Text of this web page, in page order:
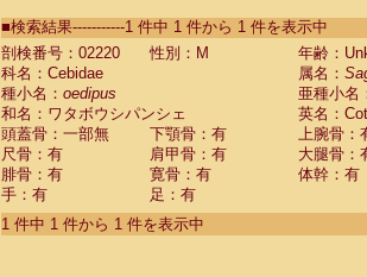
CebidaeSaguinus labiatus(0)
Cebidae Saguinus leucopus (0)
Cebidae
Cebidae
CebidaeSaguinus nigricollis (0)
Cebidae Saguinus oedipus
Cebidae Saguinus weddelli
Cebidae Saguinusspp.
Cebidae Aotus trivirgatus
Cebidae Cebus albifrons
■検索結果-----------1 件中 1 件から 1 件を表示中
剖検番号：02220
性別：M
年齢：
科名：Cebidae
属名：
種小名： oedipus
亜種小名
和名：ワタボウシパンシェ
英名：
頭蓋骨：一部無
下顎骨：有
上腕骨：
尺骨：有
肩甲骨：有
大腿骨：
腓骨：有
寛骨：有
体幹：有
手：有
足：有
1 件中 1 件から 1 件を表示中